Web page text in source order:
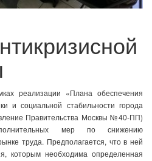
реализации «Плана обеспечения
и социальной стабильности города
Правительства Москвы №40-ПП)
мер по снижению
труда. Предполагается, что в ней
которым необходима определенная